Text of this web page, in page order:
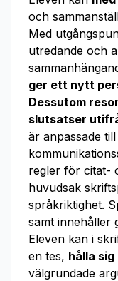
och
Med
utredande och
ger ett nytt
Dessutom
slutsatser
är anpassade
regler för citat-
huvudsak
språkriktighet.
samt innehåller
Eleven kan i
en tes, hålla
välgrundade